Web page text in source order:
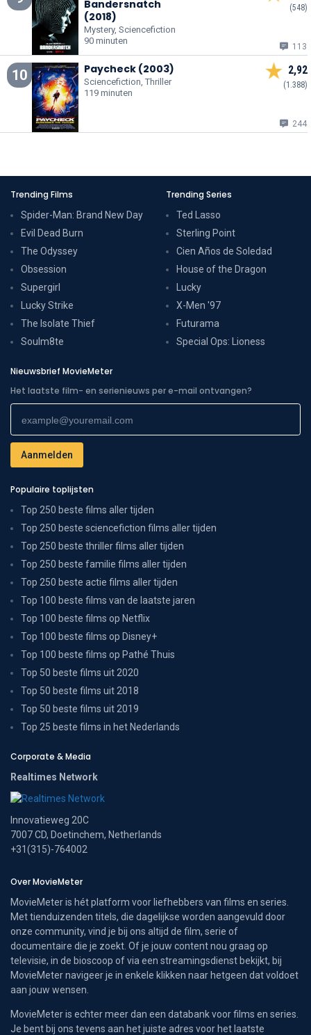
Bandersnatch
(2018)
Mystery, Sciencefiction
90 minuten
(548)
113
10 Paycheck (2003)
Sciencefiction, Thriller
119 minuten
2,92
(1.388)
244
Trending Films
Spider-Man: Brand New Day
Evil Dead Burn
The Odyssey
Obsession
Supergirl
Lucky Strike
The Isolate Thief
Soulm8te
Trending Series
Ted Lasso
Sterling Point
Cien Años de Soledad
House of the Dragon
Lucky
X-Men '97
Futurama
Special Ops: Lioness
Nieuwsbrief MovieMeter
Het laatste film- en serienieuws per e-mail ontvangen?
Populaire toplijsten
Top 250 beste films aller tijden
Top 250 beste sciencefiction films aller tijden
Top 250 beste thriller films aller tijden
Top 250 beste familie films aller tijden
Top 250 beste actie films aller tijden
Top 100 beste films van de laatste jaren
Top 100 beste films op Netflix
Top 100 beste films op Disney+
Top 100 beste films op Pathé Thuis
Top 50 beste films uit 2020
Top 50 beste films uit 2018
Top 50 beste films uit 2019
Top 25 beste films in het Nederlands
Corporate & Media
Realtimes Network
Innovatieweg 20C
7007 CD, Doetinchem, Netherlands
+31(315)-764002
Over MovieMeter
MovieMeter is hét platform voor liefhebbers van films en series.
Met tienduizenden titels, die dagelijkse worden aangevuld door
onze community, vind je bij ons altijd de film, serie of
documentaire die je zoekt. Of je jouw content nou graag op
televisie, in de bioscoop of via een streamingsdienst bekijkt, bij
MovieMeter navigeer je in enkele klikken naar hetgeen dat voldoet
aan jouw wensen.
MovieMeter is echter meer dan een databank voor films en series.
Je bent bij ons tevens aan het juiste adres voor het laatste